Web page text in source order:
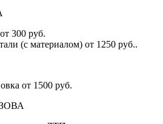
300 руб.
(с материалом) от 1250 руб..
от 1500 руб.